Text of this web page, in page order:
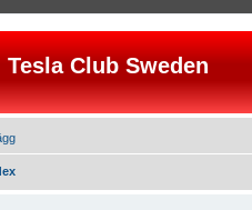
Tesla Club Sweden